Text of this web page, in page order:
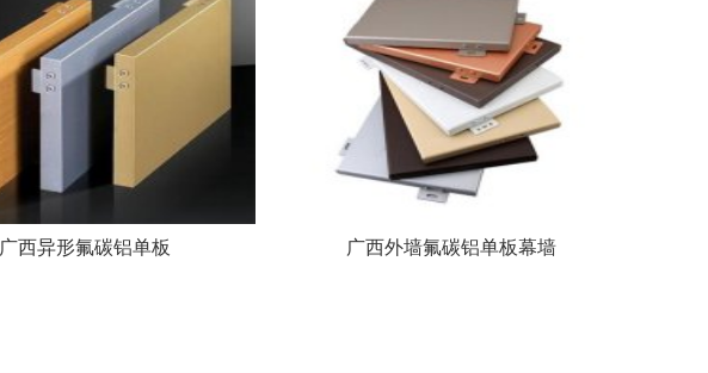
广西异形氟碳铝单板 广西外墙氟碳铝单板幕墙